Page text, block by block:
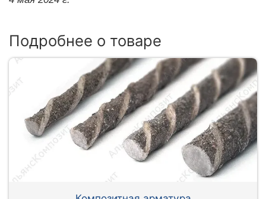
Подробнее о товаре